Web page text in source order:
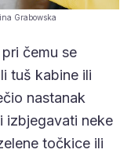
Grabowska
čemu se
tuš kabine ili
nastanak
izbjegavati neke
točkice ili